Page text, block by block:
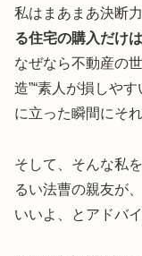
私はまあまあ決断
る住宅の購入だけ
なぜなら不動産の
造”“素人が損しや
に立った瞬間にそ
そして、そんな私
るい法曹の親友が、
いいよ、とアドバ